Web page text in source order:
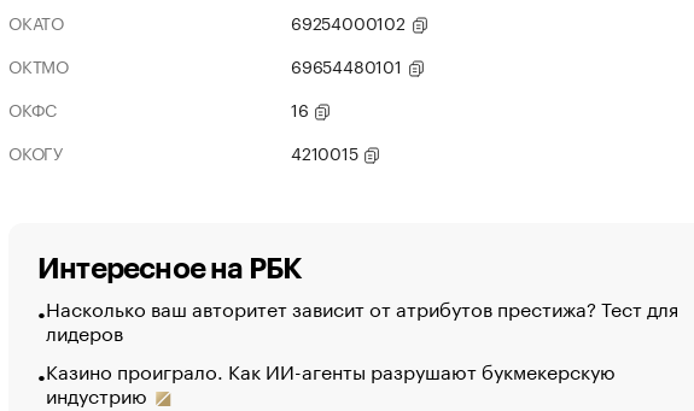
ОКАТО
69254000102
ОКТМО
69654480101
ОКФС
16
ОКОГУ
4210015
Интересное на РБК
Насколько ваш авторитет зависит от атрибутов престижа? Тест для
лидеров
Казино проиграло. Как ИИ-агенты разрушают букмекерскую
индустрию